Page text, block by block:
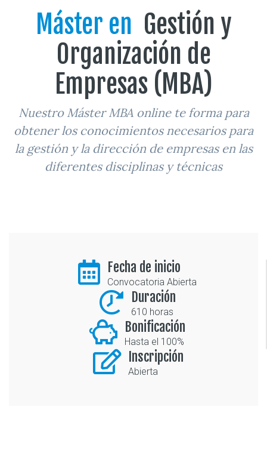
Máster en Gestión y
Organización de
Empresas (MBA)
Nuestro Máster MBA online te forma para
obtener los conocimientos necesarios para
la gestión y la dirección de empresas en las
diferentes disciplinas y técnicas
Fecha de inicio
Convocatoria Abierta
Duración
610 horas
Bonificación
Hasta el 100%
Inscripción
Abierta